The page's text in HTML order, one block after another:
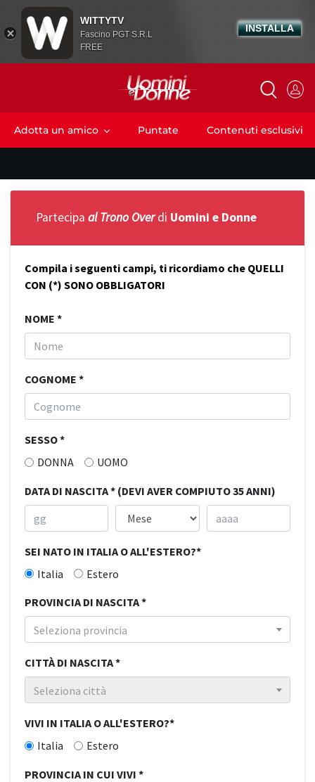
Adotta un amico Puntate Contenuti esclusivi
WITTYTV
Fascino PGT S.R.L
FREE
INSTALLA